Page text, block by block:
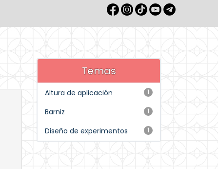
Temas
1
Altura de aplicación
1
Barniz
1
Diseño de experimentos